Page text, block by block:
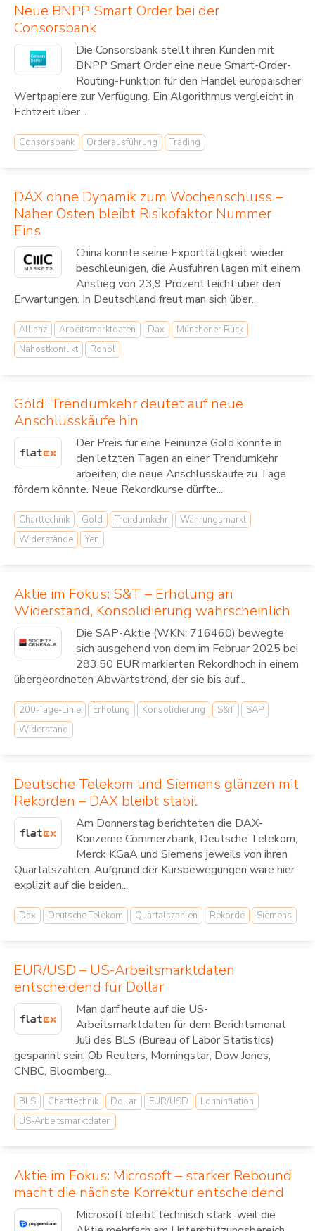
Neue BNPP Smart Order bei der
Consorsbank
Die Consorsbank stellt ihren Kunden mit
BNPP Smart Order eine neue Smart-Order-
Routing-Funktion für den Handel europäischer
Wertpapiere zur Verfügung. Ein Algorithmus vergleicht in
Echtzeit über...
Consorsbank Orderausführung Trading
DAX ohne Dynamik zum Wochenschluss –
Naher Osten bleibt Risikofaktor Nummer
Eins
China konnte seine Exporttätigkeit wieder
beschleunigen, die Ausfuhren lagen mit einem
Anstieg von 23,9 Prozent leicht über den
Erwartungen. In Deutschland freut man sich über...
Allianz Arbeitsmarktdaten Dax
Münchener Rück
Nahostkonflikt
Rohöl
Gold: Trendumkehr deutet auf neue
Anschlusskäufe hin
Der Preis für eine Feinunze Gold konnte in
den letzten Tagen an einer Trendumkehr
arbeiten, die neue Anschlusskäufe zu Tage
fördern könnte. Neue Rekordkurse dürfte...
Charttechnik Gold Trendumkehr
Währungsmarkt
Widerstände
Yen
Aktie im Fokus: S&T – Erholung an
Widerstand, Konsolidierung wahrscheinlich
Die SAP-Aktie (WKN: 716460) bewegte
sich ausgehend von dem im Februar 2025 bei
283,50 EUR markierten Rekordhoch in einem
übergeordneten Abwärtstrend, der sie bis auf...
200-Tage-Linie Erholung Konsolidierung S&T
SAP
Widerstand
Deutsche Telekom und Siemens glänzen mit
Rekorden – DAX bleibt stabil
Am Donnerstag berichteten die DAX-
Konzerne Commerzbank, Deutsche Telekom,
Merck KGaA und Siemens jeweils von ihren
Quartalszahlen. Aufgrund der Kursbewegungen wäre hier
explizit auf die beiden...
Dax Deutsche Telekom Quartalszahlen Rekorde Siemens
EUR/USD – US-Arbeitsmarktdaten
entscheidend für Dollar
Man darf heute auf die US-
Arbeitsmarktdaten für dem Berichtsmonat
Juli des BLS (Bureau of Labor Statistics)
gespannt sein. Ob Reuters, Morningstar, Dow Jones,
CNBC, Bloomberg...
BLS Charttechnik Dollar EUR/USD
Lohninflation
US-Arbeitsmarktdaten
Aktie im Fokus: Microsoft – starker Rebound
macht die nächste Korrektur entscheidend
Microsoft bleibt technisch stark, weil die